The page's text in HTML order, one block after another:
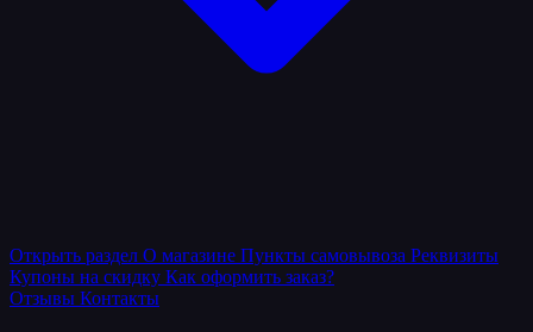
Открыть раздел О магазине Пункты самовывоза Реквизиты
Купоны на скидку Как оформить заказ?
Отзывы Контакты